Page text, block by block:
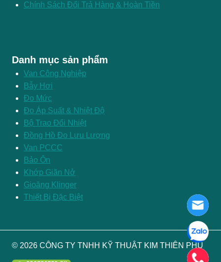
Chính Sách Đổi Trả Hàng & Hoàn Tiền
Danh mục sản phẩm
Van Công Nghiệp
Bẫy Hơi
Đo Mức
Đo Áp Suất & Nhiệt Độ
Bộ Trao Đổi Nhiệt
Đồng Hồ Đo Lưu Lượng
Van PCCC
Bảo Ôn
Khớp Giãn Nở
Gioăng Klinger
Thiết Bị Đặc Biệt
© 2026 CÔNG TY TNHH KỸ THUẬT KIM THIÊN PHÚ